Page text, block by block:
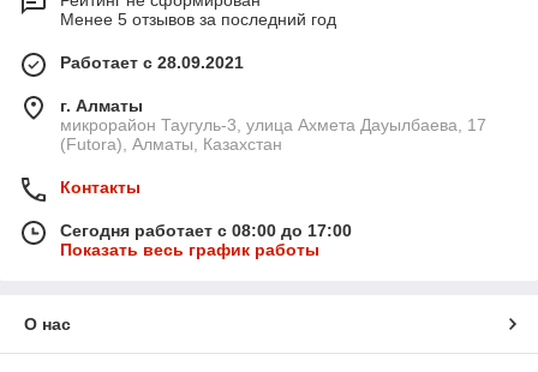
Менее 5 отзывов за последний год
Работает с 28.09.2021
г. Алматы
микрорайон Таугуль-3, улица Ахмета Дауылбаева, 17
(Futora), Алматы, Казахстан
Контакты
Сегодня работает с 08:00 до 17:00
Показать весь график работы
О нас